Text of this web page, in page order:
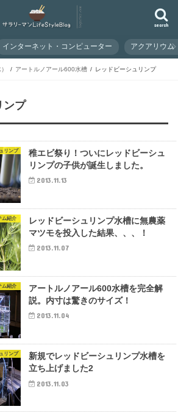
search
インターネット・コンピューター アクアリウム
アートルノアール600水槽 レッドビーシュリンプ
ンプ
リンプ
稚エビ祭り！ついにレッドビーシュ
リンプの子供が誕生しました。
2013.11.13
ム紹介
レッドビーシュリンプ水槽に無農薬
マツモを投入した結果、、、！
2013.11.07
ム紹介
アートルノアール600水槽を完全解
説。内寸は驚きのサイズ！
2013.11.04
リンプ
新規でレッドビーシュリンプ水槽を
立ち上げました2
2013.11.03